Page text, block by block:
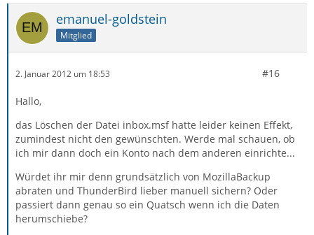
emanuel-goldstein
Mitglied
2. Januar 2012 um 18:53 #16
Hallo,
das Löschen der Datei inbox.msf hatte leider keinen Effekt,
zumindest nicht den gewünschten. Werde mal schauen, ob
ich mir dann doch ein Konto nach dem anderen einrichte...
Würdet ihr mir denn grundsätzlich von MozillaBackup
abraten und ThunderBird lieber manuell sichern? Oder
passiert dann genau so ein Quatsch wenn ich die Daten
herumschiebe?